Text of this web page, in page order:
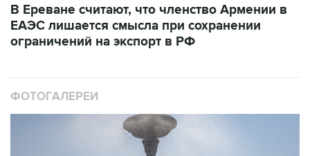
В Ереване считают, что членство Армении в
ЕАЭС лишается смысла при сохранении
ограничений на экспорт в РФ
ФОТОГАЛЕРЕИ